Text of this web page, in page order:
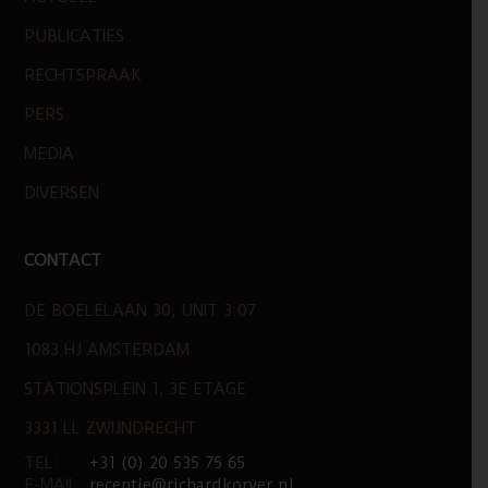
PUBLICATIES
RECHTSPRAAK
PERS
MEDIA
DIVERSEN
CONTACT
DE BOELELAAN 30, UNIT 3.07
1083 HJ AMSTERDAM
STATIONSPLEIN 1, 3E ETAGE
3331 LL ZWIJNDRECHT
+31 (0) 20 535 75 65